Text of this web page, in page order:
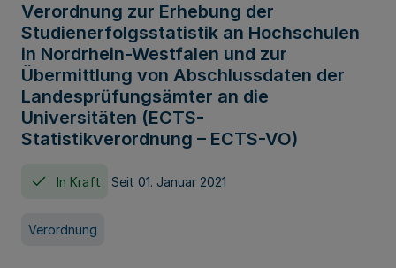
Verordnung zur Erhebung der
Studienerfolgsstatistik an Hochschulen
in Nordrhein-Westfalen und zur
Übermittlung von Abschlussdaten der
Landesprüfungsämter an die
Universitäten (ECTS-
Statistikverordnung – ECTS-VO)
In Kraft Seit 01. Januar 2021
Verordnung